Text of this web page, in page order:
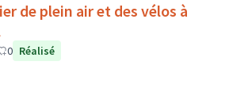
de plein air et des vélos à
0 Réalisé